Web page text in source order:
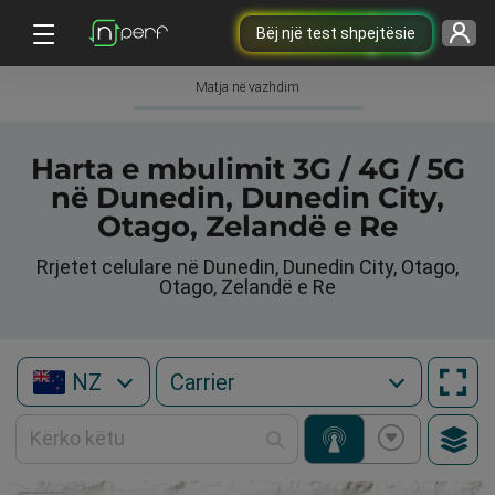
Bëj një test shpejtësie
Matja në vazhdim
Harta e mbulimit 3G / 4G / 5G
në Dunedin, Dunedin City,
Otago, Zelandë e Re
Rrjetet celulare në Dunedin, Dunedin City, Otago,
Otago, Zelandë e Re
NZ